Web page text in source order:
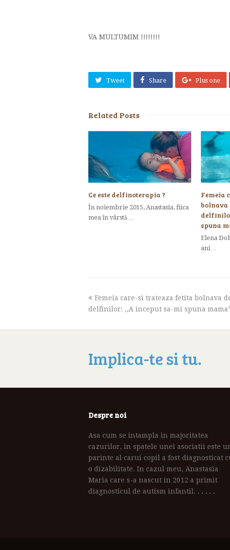
VA MULTUMIM !!!!!!!!
Tweet Share Plus one
Related Posts
Ce este delfinoterapia ?
În noiembrie 2015, Anastasia, fiica
mea în vârstă…
Femeia
bolnava
spuna
Elena
ani…
previous
post:
Femeia care-si trateaza fetita bolnava
delfinilor: ,,A inceput sa-mi spuna
Implica-te si tu.
Despre noi
Asa cum se intampla in majoritatea
cazurilor, in spatele unei asociatii este
parinte al carui copil a fost diagnosticat
o dizabilitate. In cazul meu, Anastasia
Maria care s-a nascut in 2012 a primit
diagnosticul de autism infantil. . . . . .